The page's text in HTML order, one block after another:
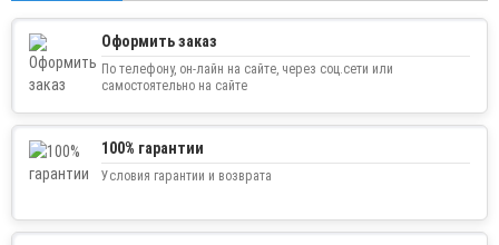
Оформить заказ
По телефону, он-лайн на сайте, через соц.сети или
самостоятельно на сайте
100% гарантии
Условия гарантии и возврата